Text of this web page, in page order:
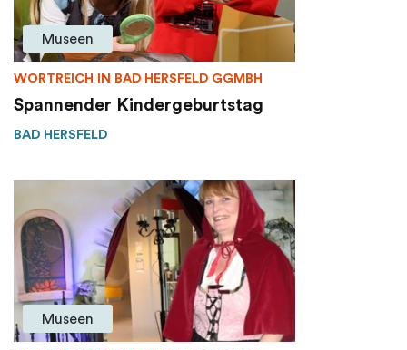
Museen
WORTREICH IN BAD HERSFELD GGMBH
Spannender Kindergeburtstag
BAD HERSFELD
Museen